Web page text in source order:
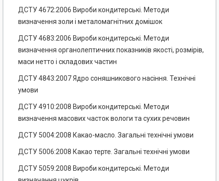
ДСТУ 4672:2006 Вироби кондитерські. Методи
визначення золи і металомагнітних домішок
ДСТУ 4683:2006 Вироби кондитерські. Методи
визначення органолептичних показників якості, розмірів,
маси нетто і складових частин
ДСТУ 4843:2007 Ядро соняшникового насіння. Технічні
умови
ДСТУ 4910:2008 Вироби кондитерські. Методи
визначення масових часток вологи та сухих речовин
ДСТУ 5004:2008 Какао-масло. Загальні технічні умови
ДСТУ 5006:2008 Какао терте. Загальні технічні умови
ДСТУ 5059:2008 Вироби кондитерські. Методи